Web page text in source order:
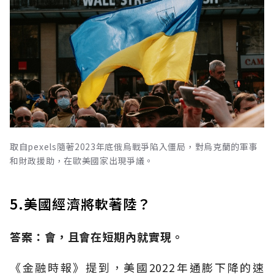
取自pexels隨著2023年底俄烏戰爭陷入僵局，對烏克蘭的軍事
和財政援助，在歐美國家出現爭議。
5.美國經濟將軟著陸？
答案：會，且會在短期內就實現。
《金融時報》提到，美國2022年通膨下降的速